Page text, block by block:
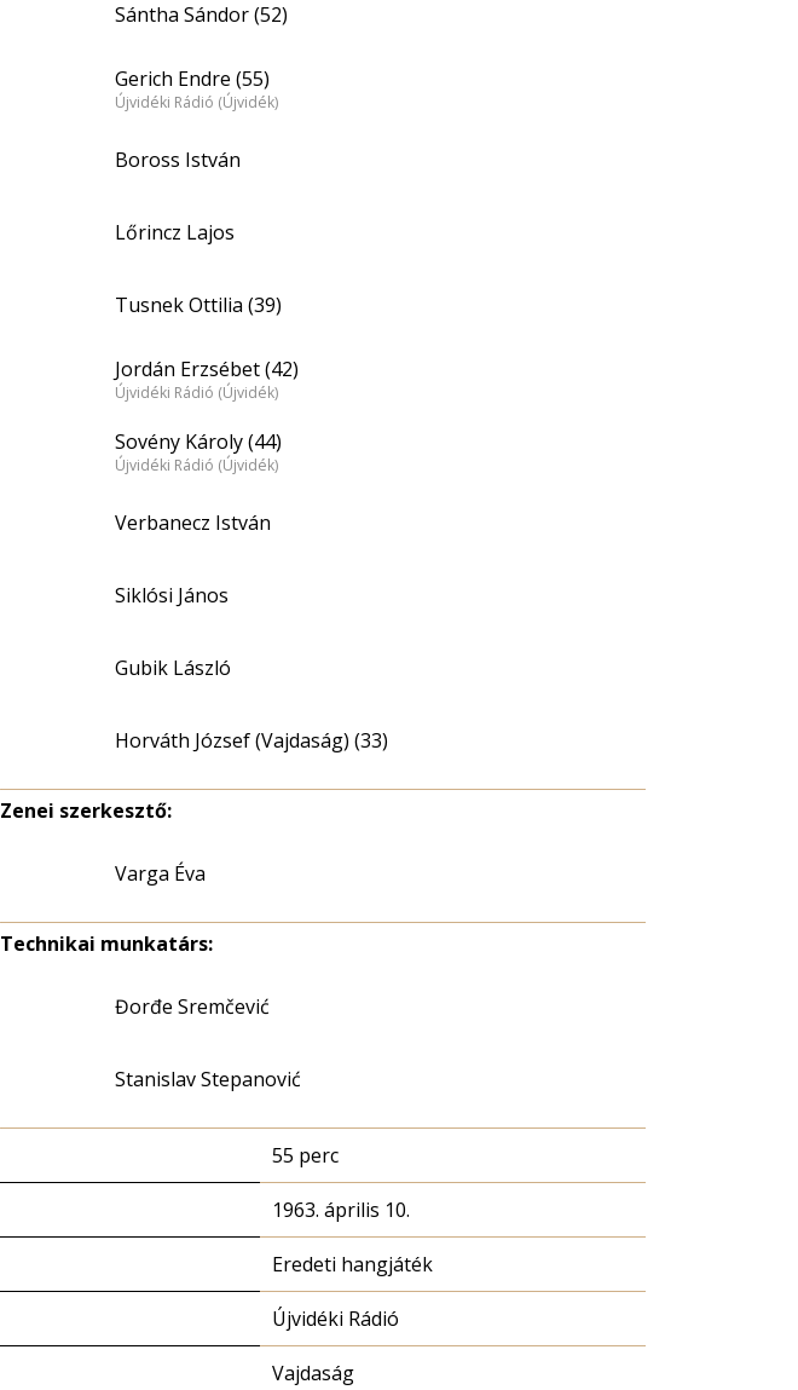
Sántha Sándor (52)
Gerich Endre (55)
Újvidéki Rádió (Újvidék)
Boross István
Lőrincz Lajos
Tusnek Ottilia (39)
Jordán Erzsébet (42)
Újvidéki Rádió (Újvidék)
Sovény Károly (44)
Újvidéki Rádió (Újvidék)
Verbanecz István
Siklósi János
Gubik László
Horváth József (Vajdaság) (33)
Zenei szerkesztő:
Varga Éva
Technikai munkatárs:
Đorđe Sremčević
Stanislav Stepanović
55 perc
1963. április 10.
Eredeti hangjáték
Újvidéki Rádió
Vajdaság